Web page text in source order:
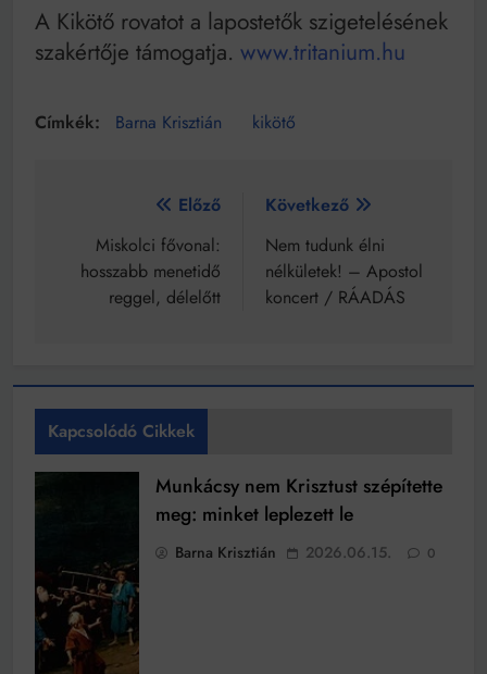
A Kikötő rovatot a lapostetők szigetelésének
szakértője támogatja. www.tritanium.hu
Barna Krisztián kikötő
Bejegyzés
navigáció
Előző
Miskolci fővonal:
hosszabb menetidő
reggel, délelőtt
Következő
Nem tudunk élni
nélkületek! – Apostol
koncert / RÁADÁS
Kapcsolódó Cikkek
Munkácsy nem Krisztust szépítette
meg: minket leplezett le
Barna Krisztián 2026.06.15. 0